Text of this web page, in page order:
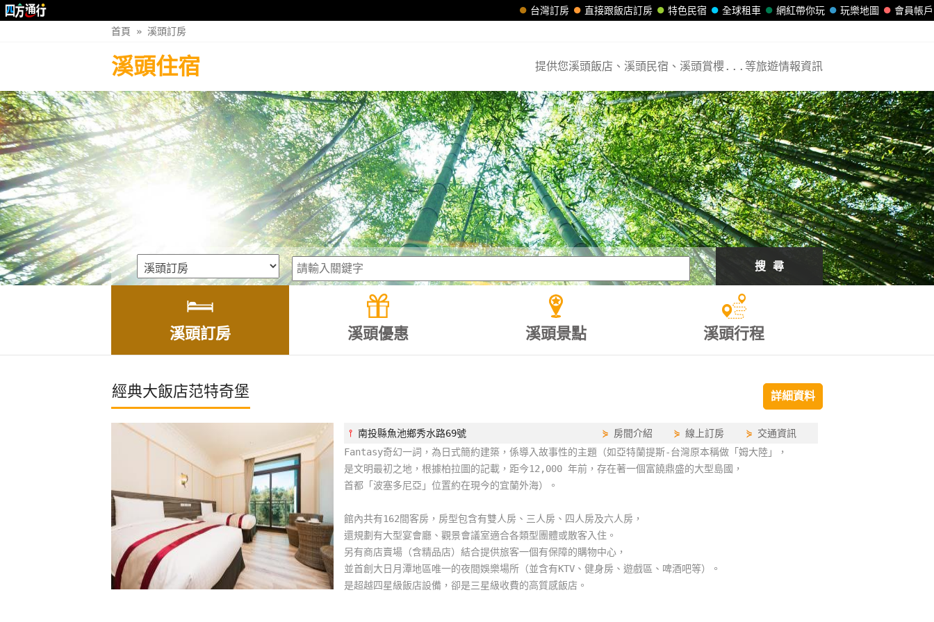
會員帳戶
玩樂地圖
網紅帶你玩
全球租車
特色民宿
直接跟飯店訂房
台灣訂房
首頁 » 溪頭訂房
溪頭住宿 提供您溪頭飯店、溪頭民宿、溪頭賞櫻...等旅遊情報資訊
搜 尋
溪頭訂房 溪頭優惠 溪頭景點 溪頭行程
經典大飯店范特奇堡 詳細資料
⫯ 南投縣魚池鄉秀水路69號 ⋟ 房間介紹 ⋟線上訂房 ⋟ 交通資訊
Fantasy奇幻一詞，為日式簡約建築，係導入故事性的主題（如亞特蘭提斯-台灣原本稱做「姆大陸」，
是文明最初之地，根據柏拉圖的記載，距今12,000 年前，存在著一個富饒鼎盛的大型島國，
首都「波塞多尼亞」位置約在現今的宜蘭外海）。
館內共有162間客房，房型包含有雙人房、三人房、四人房及六人房，
還規劃有大型宴會廳、觀景會議室適合各類型團體或散客入住。
另有商店賣場（含精品店）結合提供旅客一個有保障的購物中心，
並首創大日月潭地區唯一的夜間娛樂場所（並含有KTV、健身房、遊戲區、啤酒吧等）。
是超越四星級飯店設備，卻是三星級收費的高質感飯店。